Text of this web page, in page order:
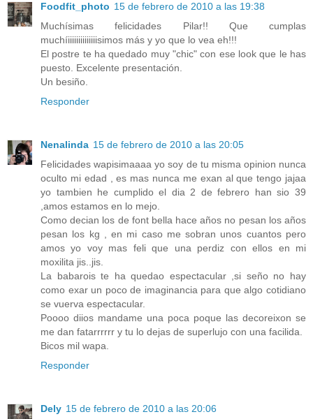
Foodfit_photo 15 de febrero de 2010 a las 19:38
Muchísimas felicidades Pilar!! Que cumplas
muchíiiiiiiiiiiiiiisimos más y yo que lo vea eh!!!
El postre te ha quedado muy "chic" con ese look que le has
puesto. Excelente presentación.
Un besiño.
Responder
Nenalinda 15 de febrero de 2010 a las 20:05
Felicidades wapisimaaaa yo soy de tu misma opinion nunca
oculto mi edad , es mas nunca me exan al que tengo jajaa
yo tambien he cumplido el dia 2 de febrero han sio 39
,amos estamos en lo mejo.
Como decian los de font bella hace años no pesan los años
pesan los kg , en mi caso me sobran unos cuantos pero
amos yo voy mas feli que una perdiz con ellos en mi
moxilita jis..jis.
La babarois te ha quedao espectacular ,si seño no hay
como exar un poco de imaginancia para que algo cotidiano
se vuerva espectacular.
Poooo diios mandame una poca poque las decoreixon se
me dan fatarrrrrr y tu lo dejas de superlujo con una facilida.
Bicos mil wapa.
Responder
Dely 15 de febrero de 2010 a las 20:06